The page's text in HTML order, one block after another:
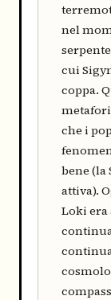
nel
cui
coppa.
che i
bene (la
attiva).
Loki era